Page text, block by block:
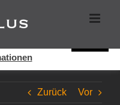
Zurück Vor
bei der Bereitstellung der
erklären Sie sich